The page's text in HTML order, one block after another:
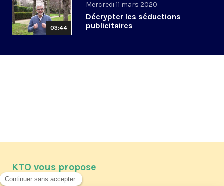
03:44
Mercredi 11 mars 2020
Décrypter les séductions
publicitaires
KTO vous propose